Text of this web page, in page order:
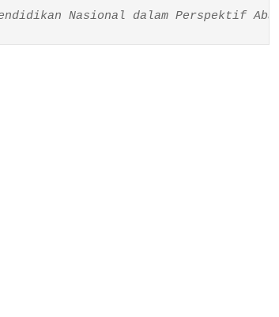
Nasional dalam Perspektif